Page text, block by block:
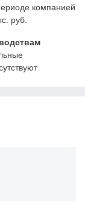
компанией
руб.